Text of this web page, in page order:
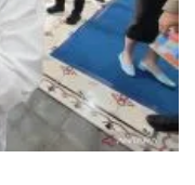
karakter bangsa